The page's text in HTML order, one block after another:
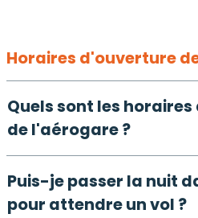
Horaires d'ouverture
Quels sont les
de l'aérogare ?
Puis-je passer la nuit
pour attendre un vol ?